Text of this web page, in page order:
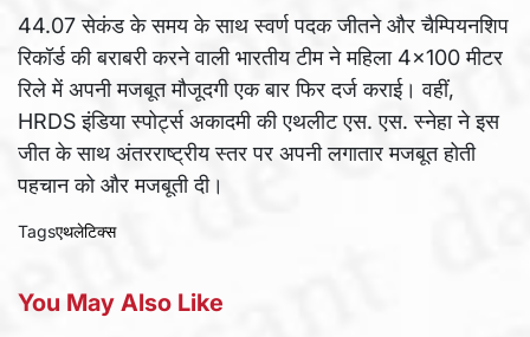
44.07 सेकंड के समय के साथ स्वर्ण पदक जीतने और चैम्पियनशिप
रिकॉर्ड की बराबरी करने वाली भारतीय टीम ने महिला 4×100 मीटर
रिले में अपनी मजबूत मौजूदगी एक बार फिर दर्ज कराई। वहीं,
HRDS इंडिया स्पोर्ट्स अकादमी की एथलीट एस. एस. स्नेहा ने इस
जीत के साथ अंतरराष्ट्रीय स्तर पर अपनी लगातार मजबूत होती
पहचान को और मजबूती दी।
Tagsएथलेटिक्स
You May Also Like